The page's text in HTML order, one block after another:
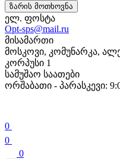
ზარის მოთხოვნა
ელ. ფოსტა
Opt-sps@mail.ru
მისამართი
მოსკოვი, კომუნარკა,
კორპუსი 1
სამუშაო საათები
ორშაბათი - პარასკევი:
0
0
0